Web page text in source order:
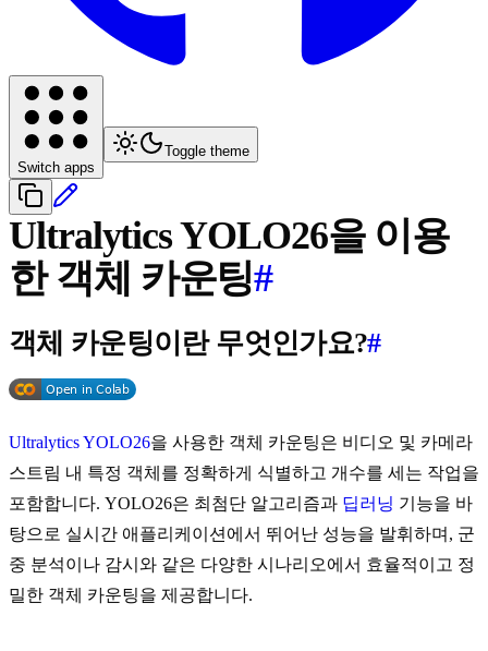
Switch apps
Toggle theme
Ultralytics YOLO26을 이용
한 객체 카운팅#
객체 카운팅이란 무엇인가요?#
Ultralytics YOLO26을 사용한 객체 카운팅은 비디오 및 카메라
스트림 내 특정 객체를 정확하게 식별하고 개수를 세는 작업을
포함합니다. YOLO26은 최첨단 알고리즘과 딥러닝 기능을 바
탕으로 실시간 애플리케이션에서 뛰어난 성능을 발휘하며, 군
중 분석이나 감시와 같은 다양한 시나리오에서 효율적이고 정
밀한 객체 카운팅을 제공합니다.